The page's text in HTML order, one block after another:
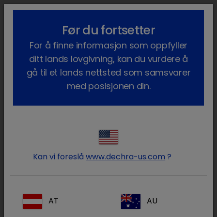
lock_outline search menu
Pharma Lisensiert
Clindabactin
Før du fortsetter
For å finne informasjon som oppfyller
ditt lands lovgivning, kan du vurdere å
gå til et lands nettsted som samsvarer
med posisjonen din.
Kan vi foreslåwww.dechra-us.com ?
AT AU